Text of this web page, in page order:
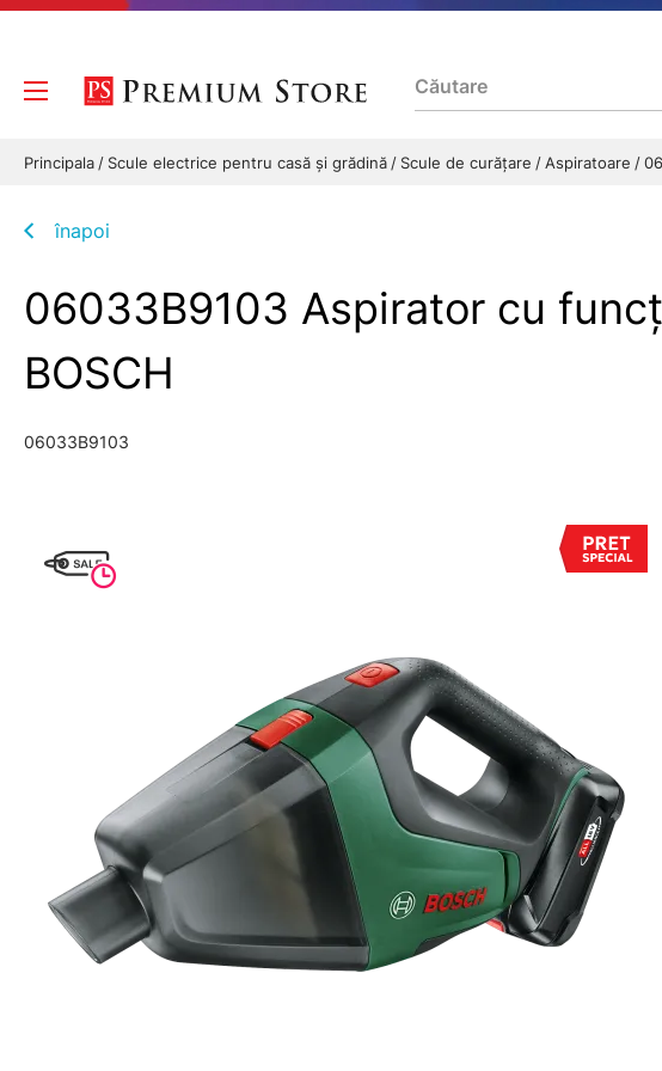
Principala Scule electrice pentru casă și grădină Scule de curăţare Aspiratoare
înapoi
06033B9103 Aspirator cu
BOSCH
06033B9103